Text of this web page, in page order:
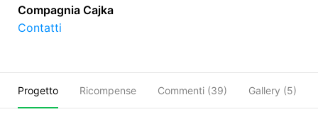
Compagnia Cajka
Contatti
Progetto Ricompense Commenti (39) Gallery (5)